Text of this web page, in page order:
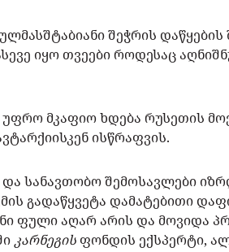
შეჭრის
იყო თვეები როდესაც
მკაფიო ხდება რუსეთის
ისწრაფვის.
სანავთობო შემოსავლები
გადაწყვეტა დამატებითი
ფული აღარ არის და მოვიდა
კარნეგის ფონდის ექსპერტი,